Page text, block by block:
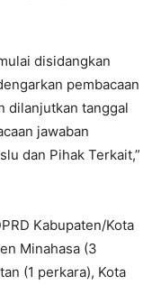
disidangkan
pembacaan
dilanjutkan tanggal
jawaban
dan Pihak Terkait,”
Kabupaten/Kota
Minahasa (3
(1 perkara), Kota